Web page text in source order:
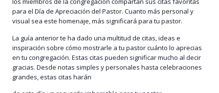
para el Día de Apreciación del Pastor. Cuanto más personal y
visual sea este homenaje, más significará para tu pastor.
La guía anterior te ha dado una multitud de citas, ideas e
inspiración sobre cómo mostrarle a tu pastor cuánto lo aprecias
en tu congregación. Estas citas pueden significar mucho al decir
gracias. Desde notas simples y personales hasta celebraciones
grandes, estas citas harán